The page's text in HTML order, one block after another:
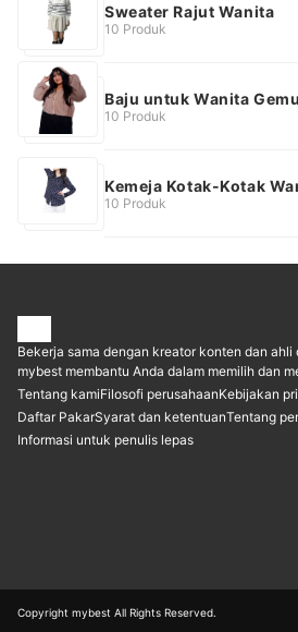
Sweater Rajut Wanita
10 Produk
Baju untuk Wanita
10 Produk
Kemeja Kotak-Kotak
10 Produk
Bekerja sama dengan kreator konten dan ahli
mybest membantu Anda dalam memilih dan
Tentang kamiFilosofi perusahaanKebijakan
Daftar PakarSyarat dan ketentuanTentang
Informasi untuk penulis lepas
Copyright mybest All Rights Reserved.